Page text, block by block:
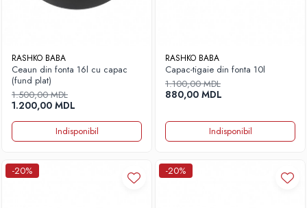
RASHKO BABA
Ceaun din fonta 16l cu capac
(fund plat)
1.500,00 MDL
1.200,00 MDL
Indisponibil
RASHKO BABA
Capac-tigaie din fonta 10l
1.100,00 MDL
880,00 MDL
Indisponibil
-20% -20%